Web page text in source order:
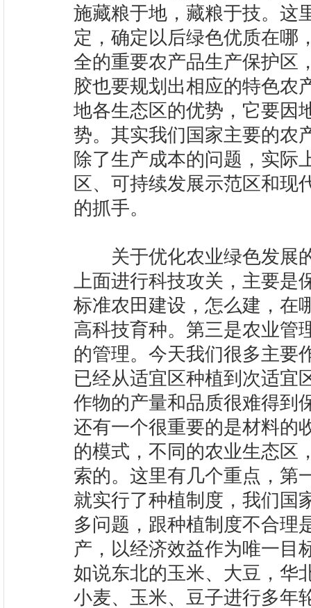
施藏粮于地，藏粮于技。这
定，确定以后绿色优质在哪
全的重要农产品生产保护区
胶也要规划出相应的特色农
地各生态区的优势，它要因
势。其实我们国家主要的农
除了生产成本的问题，实际
区、可持续发展示范区和现
的抓手。
关于优化农业绿色发展的
上面进行科技攻关，主要
标准农田建设，怎么建，在
高科技育种。第三是农业管
的管理。今天我们很多主要
已经从适宜区种植到次适宜
作物的产量和品质很难得到
还有一个很重要的是材料的
的模式，不同的农业生态区
索的。这里有几个重点，第
就实行了种植制度，我们国
多问题，跟种植制度不合理
产，以经济效益作为唯一目
如说东北的玉米、大豆，华
小麦、玉米、豆子进行多年